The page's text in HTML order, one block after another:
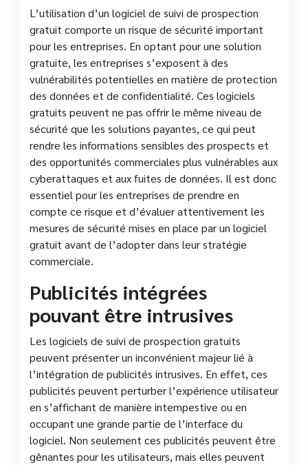
L’utilisation d’un logiciel de suivi de prospection
gratuit comporte un risque de sécurité important
pour les entreprises. En optant pour une solution
gratuite, les entreprises s’exposent à des
vulnérabilités potentielles en matière de protection
des données et de confidentialité. Ces logiciels
gratuits peuvent ne pas offrir le même niveau de
sécurité que les solutions payantes, ce qui peut
rendre les informations sensibles des prospects et
des opportunités commerciales plus vulnérables aux
cyberattaques et aux fuites de données. Il est donc
essentiel pour les entreprises de prendre en
compte ce risque et d’évaluer attentivement les
mesures de sécurité mises en place par un logiciel
gratuit avant de l’adopter dans leur stratégie
commerciale.
Publicités intégrées
pouvant être intrusives
Les logiciels de suivi de prospection gratuits
peuvent présenter un inconvénient majeur lié à
l’intégration de publicités intrusives. En effet, ces
publicités peuvent perturber l’expérience utilisateur
en s’affichant de manière intempestive ou en
occupant une grande partie de l’interface du
logiciel. Non seulement ces publicités peuvent être
gênantes pour les utilisateurs, mais elles peuvent